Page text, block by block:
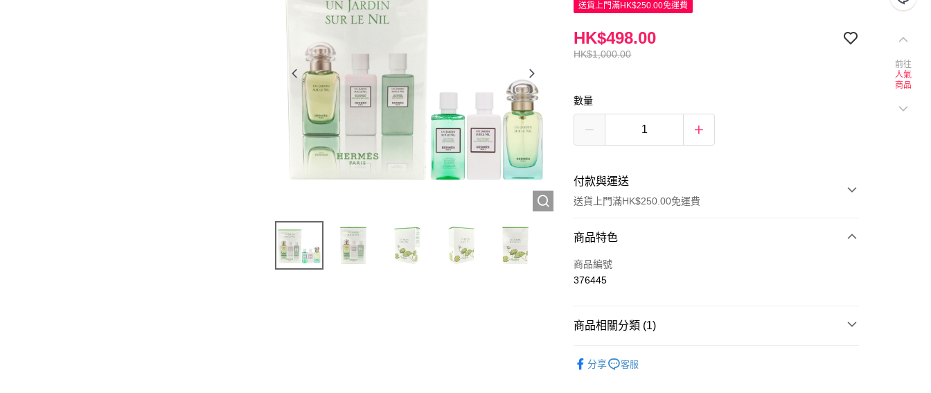
送貨上門滿HK$250.00免運費
HK$1,000.00
HK$498.00
數量
付款與運送
送貨上門滿HK$250.00免運費
付款方式
信用卡
商品特色
商品編號
376445
商品相關分類 (1)
分享
客服
前往
人氣
商品